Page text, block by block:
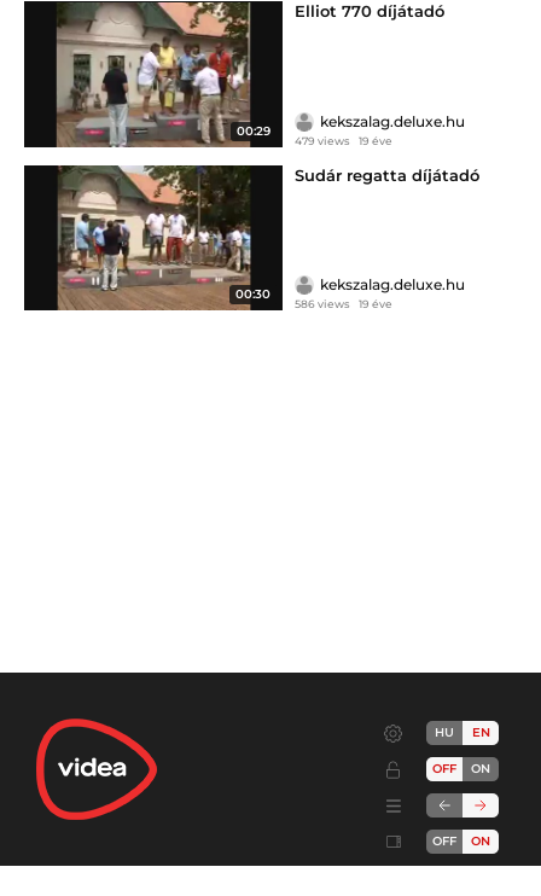
00:29
Elliot 770 díjátadó
kekszalag.deluxe.hu
479 views 19 éve
00:30
Sudár regatta díjátadó
kekszalag.deluxe.hu
586 views 19 éve
HU EN
OFF ON
OFF ON